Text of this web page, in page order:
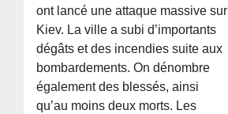
ont lancé une attaque massive sur
Kiev. La ville a subi d’importants
dégâts et des incendies suite aux
bombardements. On dénombre
également des blessés, ainsi
qu’au moins deux morts. Les